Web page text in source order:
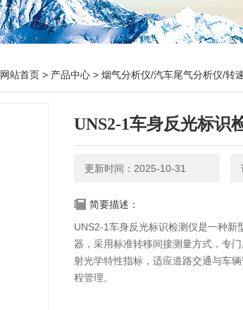
网站首页 > 产品中心 > 烟气分析仪/汽车尾气分析仪/转
UNS2-1车身反光标识
更新时间：2025-10-31
简要描述：
UNS2-1车身反光标识检测仪是一种新
器，采用标准转移间接测量方式，专
射光学特性指标，适应道路交通与车
程管理。